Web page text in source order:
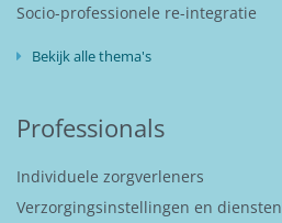
Socio-professionele re-integratie
Bekijk alle thema's
Professionals
Individuele zorgverleners
Verzorgingsinstellingen en diensten